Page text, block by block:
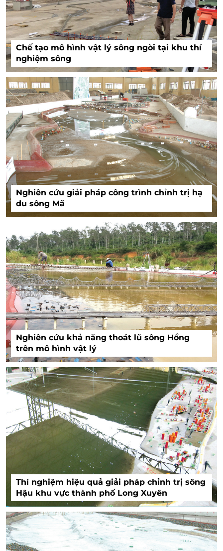
Chế tạo mô hình vật lý sông ngòi tại khu thí
nghiệm sông
Nghiên cứu giải pháp công trình chỉnh trị hạ
du sông Mã
Nghiên cứu khả năng thoát lũ sông Hồng
trên mô hình vật lý
Thí nghiệm hiệu quả giải pháp chỉnh trị sông
Hậu khu vực thành phố Long Xuyên